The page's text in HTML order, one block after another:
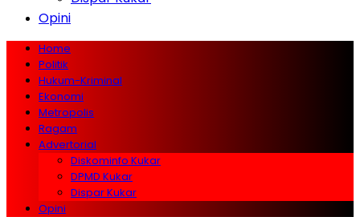
Opini
Home
Politik
Hukum-Kriminal
Ekonomi
Metropolis
Ragam
Advertorial
Diskominfo Kukar
DPMD Kukar
Dispar Kukar
Opini